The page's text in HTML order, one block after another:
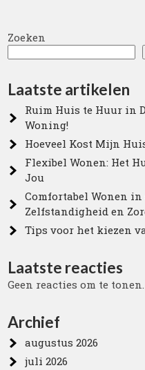
Zoeken
Laatste artikelen
Ruim Huis te Huur in
Woning!
Hoeveel Kost Mijn
Flexibel Wonen: Het
Jou
Comfortabel Wonen
Zelfstandigheid en
Tips voor het kiezen
Laatste reacties
Geen reacties om te tonen.
Archief
augustus 2026
juli 2026